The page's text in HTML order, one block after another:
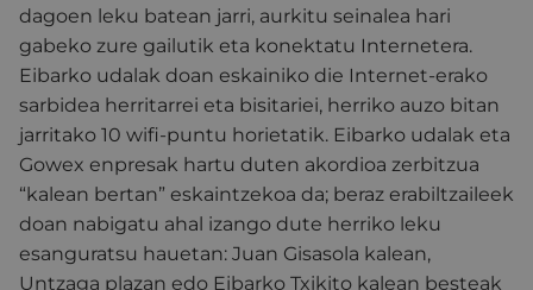
dagoen leku batean jarri, aurkitu seinalea hari
gabeko zure gailutik eta konektatu Internetera.
Eibarko udalak doan eskainiko die Internet-erako
sarbidea herritarrei eta bisitariei, herriko auzo bitan
jarritako 10 wifi-puntu horietatik. Eibarko udalak eta
Gowex enpresak hartu duten akordioa zerbitzua
“kalean bertan” eskaintzekoa da; beraz erabiltzaileek
doan nabigatu ahal izango dute herriko leku
esanguratsu hauetan: Juan Gisasola kalean,
Untzaga plazan edo Eibarko Txikito kalean besteak